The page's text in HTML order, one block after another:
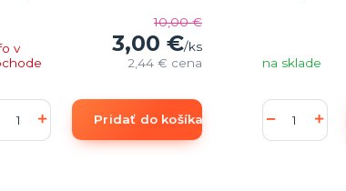
10,00 €
3,00 €/ks
2,44 € cena
v
Pridať do košíka
na sklade